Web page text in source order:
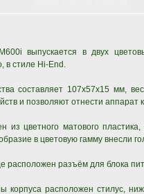
выпускается в двух
в стиле Hi-End.
составляет 107х57х15 мм,
и позволяют отнести аппарат
из цветного матового
в цветовую гамму внесли
расположен разъём для блока
корпуса расположен стилус,